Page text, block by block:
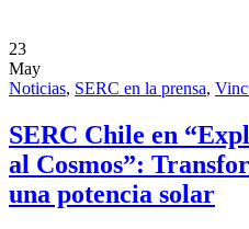
23
May
Noticias, SERC en la prensa,
SERC Chile en
al Cosmos”:
una potencia solar